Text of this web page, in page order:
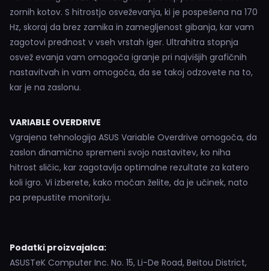
zornih kotov. S hitrostjo osveževanja, ki je pospešena na 170
Hz, skoraj da brez zamika in zamegljenost gibanja, kar vam
zagotovi prednost v vseh vrstah iger. Ultrahitra stopnja
osvež evanja vam omogoča igranje pri najvišjih grafičnih
nastavitvah in vam omogoča, da se takoj odzovete na to,
kar je na zaslonu.
VARIABLE OVERDRIVE
Vgrajena tehnologija ASUS Variable Overdrive omogoča, da
zaslon dinamično spremeni svojo nastavitev, ko niha
hitrost sličic, kar zagotavlja optimalne rezultate za katero
koli igro. Vi izberete, kako močan želite, da je učinek, nato
pa prepustite monitorju.
Podatki proizvajalca:
ASUSTeK Computer Inc. No. 15, Li-De Road, Beitou District,